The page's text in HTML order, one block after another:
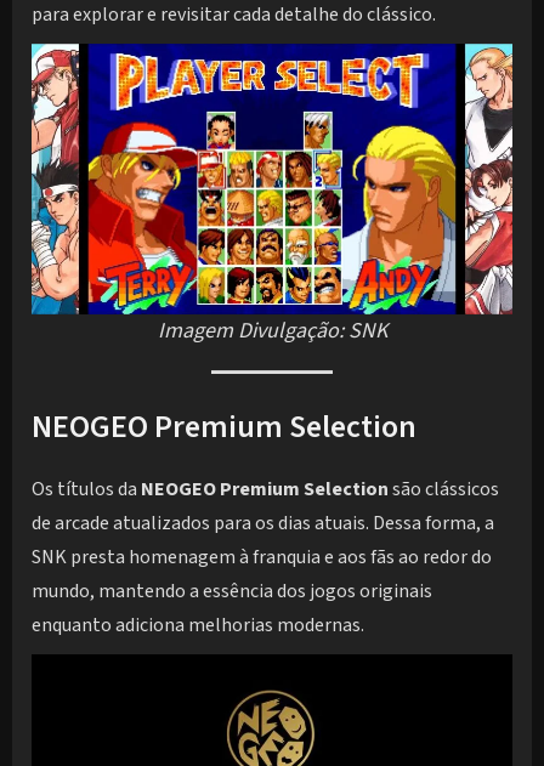
para explorar e revisitar cada detalhe do clássico.
Imagem Divulgação: SNK
NEOGEO Premium Selection
Os títulos da NEOGEO Premium Selectionsão clássicos
de arcade atualizados para os dias atuais. Dessa forma, a
SNK presta homenagem à franquia e aos fãs ao redor do
mundo, mantendo a essência dos jogos originais
enquanto adiciona melhorias modernas.